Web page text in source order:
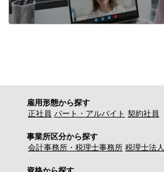
雇用形態から探す
正社員 パート・アルバイト 契約社員
事業所区分から探す
会計事務所・税理士事務所 税理士法人